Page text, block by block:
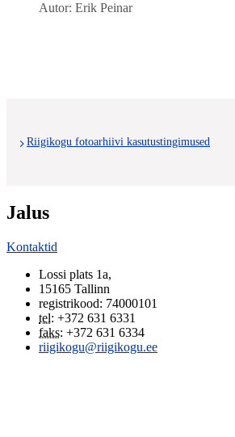
Autor: Erik Peinar
Riigikogu fotoarhiivi kasutustingimused
Jalus
Kontaktid
Lossi plats 1a,
15165 Tallinn
registrikood: 74000101
tel: +372 631 6331
faks: +372 631 6334
riigikogu@riigikogu.ee